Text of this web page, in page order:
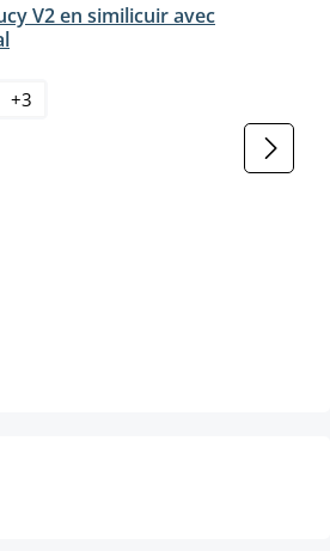
V2 en similicuir avec
disponible pour le moment.)
pas disponible pour le moment.)
option n'est pas disponible pour le
+3